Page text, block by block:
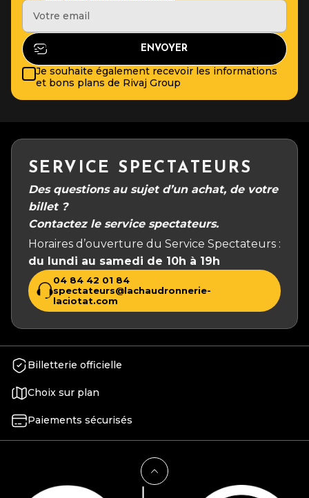
Je souhaite également recevoir les informations
et bons plans de Rivaj Group
SERVICE SPECTATEURS
Des questions au sujet d’un achat, de votre
billet ?
Contactez le service spectateurs.
Horaires d’ouverture du Service Spectateurs :
du lundi au samedi de 10h à 19h
04 84 42 01 84
spectateurs@lachaudronnerie-
laciotat.com
Billetterie officielle
Choix sur plan
Paiements sécurisés